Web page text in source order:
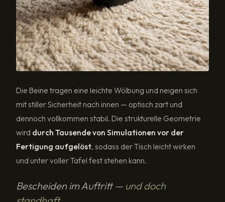
Die Beine tragen eine leichte Wölbung und neigen sich
mit stiller Sicherheit nach innen — optisch zart und
dennoch vollkommen stabil. Die strukturelle Geometrie
wird durch Tausende von Simulationen vor der
Fertigung aufgelöst, sodass der Tisch leicht wirken
und unter voller Tafel fest stehen kann.
Bescheiden im Auftritt — und doch